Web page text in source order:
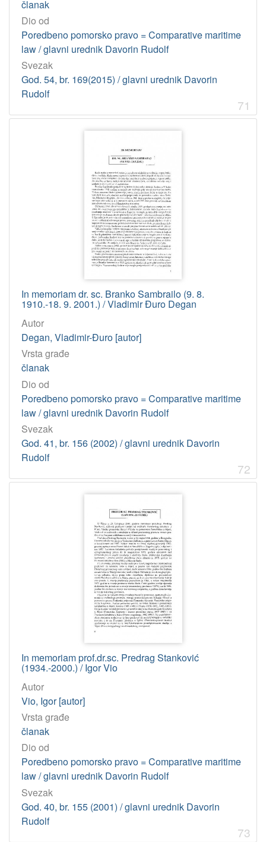
članak
Dio od
Poredbeno pomorsko pravo = Comparative maritime
law / glavni urednik Davorin Rudolf
Svezak
God. 54, br. 169(2015) / glavni urednik Davorin
Rudolf
71
In memoriam dr. sc. Branko Sambrailo (9. 8.
1910.-18. 9. 2001.) / Vladimir Đuro Degan
Autor
Degan, Vladimir-Đuro [autor]
Vrsta građe
članak
Dio od
Poredbeno pomorsko pravo = Comparative maritime
law / glavni urednik Davorin Rudolf
Svezak
God. 41, br. 156 (2002) / glavni urednik Davorin
Rudolf
72
In memoriam prof.dr.sc. Predrag Stanković
(1934.-2000.) / Igor Vio
Autor
Vio, Igor [autor]
Vrsta građe
članak
Dio od
Poredbeno pomorsko pravo = Comparative maritime
law / glavni urednik Davorin Rudolf
Svezak
God. 40, br. 155 (2001) / glavni urednik Davorin
Rudolf
73